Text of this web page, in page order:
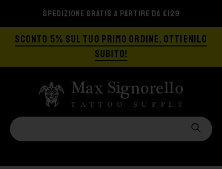
SPEDIZIONE GRATIS A PARTIRE DA €129
SCONTO 5% SUL TUO PRIMO ORDINE, OTTIENILO
SUBITO!